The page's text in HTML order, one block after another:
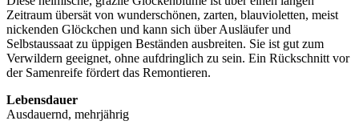
Zeitraum übersät von wunderschönen, zarten, blauvioletten, meist
nickenden Glöckchen und kann sich über Ausläufer und
Selbstaussaat zu üppigen Beständen ausbreiten. Sie ist gut zum
Verwildern geeignet, ohne aufdringlich zu sein. Ein Rückschnitt vor
der Samenreife fördert das Remontieren.
Lebensdauer
Ausdauernd, mehrjährig